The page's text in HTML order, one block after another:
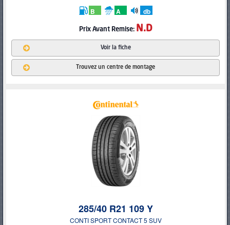
B A db
Prix Avant Remise: N.D
Voir la fiche
Trouvez un centre de montage
285/40 R21 109 Y
CONTI SPORT CONTACT 5 SUV